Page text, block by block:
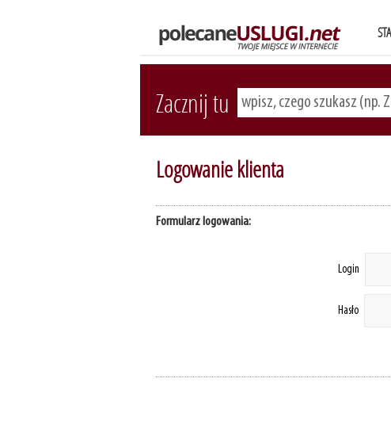
Zacznij tu
Logowanie klienta
Formularz logowania:
Login
Hasło